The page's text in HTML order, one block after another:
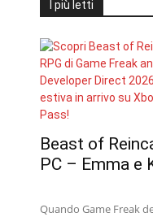
I più letti
Beast of
PC – Emma e
Quando Game Freak